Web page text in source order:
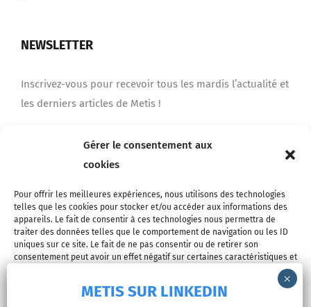
Gérer le consentement aux
cookies
Pour offrir les meilleures expériences, nous utilisons des technologies
telles que les cookies pour stocker et/ou accéder aux informations des
appareils. Le fait de consentir à ces technologies nous permettra de
traiter des données telles que le comportement de navigation ou les ID
uniques sur ce site. Le fait de ne pas consentir ou de retirer son
consentement peut avoir un effet négatif sur certaines caractéristiques et
NEWSLETTER
Inscrivez-vous pour recevoir tous les mardis l’actualité et
les derniers articles de Metis !
© Copyright 2026 - METIS EUROPE | Tous droits réservés |
METIS SUR LINKEDIN